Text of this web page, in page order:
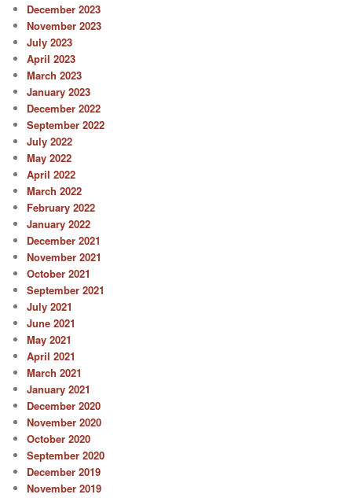
December 2023
November 2023
July 2023
April 2023
March 2023
January 2023
December 2022
September 2022
July 2022
May 2022
April 2022
March 2022
February 2022
January 2022
December 2021
November 2021
October 2021
September 2021
July 2021
June 2021
May 2021
April 2021
March 2021
January 2021
December 2020
November 2020
October 2020
September 2020
December 2019
November 2019